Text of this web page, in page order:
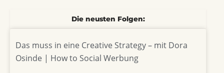
Die neusten Folgen:
Das muss in eine Creative Strategy – mit Dora
Osinde | How to Social Werbung